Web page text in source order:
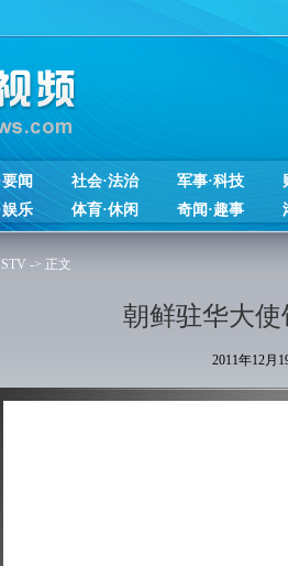
闻 社会·法治 军事·科技
娱乐
体育·休闲 奇闻·趣事
-> 正文
朝鲜驻华大使
2011年12月